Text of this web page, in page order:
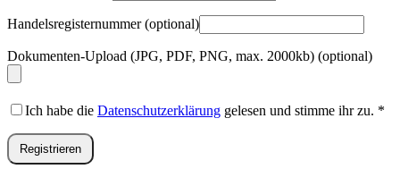
Handelsregisternummer(optional)
Dokumenten-Upload (JPG, PDF, PNG, max. 2000kb) (optional)
Ich habe die Datenschutzerklärung gelesen und stimme ihr zu. *
Registrieren